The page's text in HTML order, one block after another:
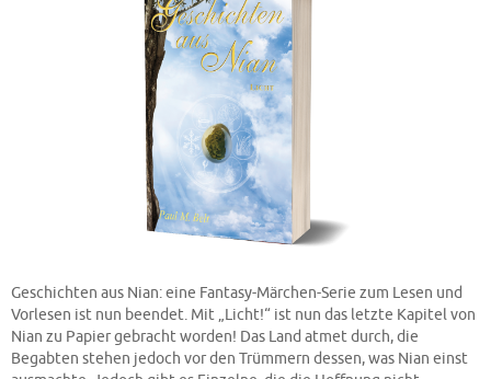
Geschichten aus Nian: eine Fantasy-Märchen-Serie zum Lesen und
Vorlesen ist nun beendet. Mit „Licht!“ ist nun das letzte Kapitel von
Nian zu Papier gebracht worden! Das Land atmet durch, die
Begabten stehen jedoch vor den Trümmern dessen, was Nian einst